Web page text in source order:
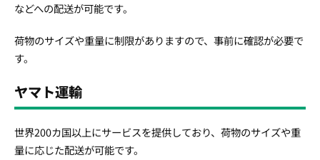
などへの配送が可能です。
荷物のサイズや重量に制限がありますので、事前に確認が必要で
す。
ヤマト運輸
世界200カ国以上にサービスを提供しており、荷物のサイズや重
量に応じた配送が可能です。